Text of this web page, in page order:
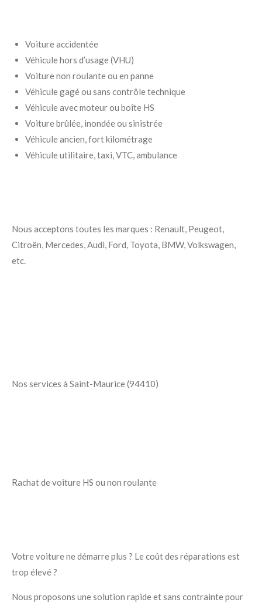
Voiture accidentée
Véhicule hors d’usage (VHU)
Voiture non roulante ou en panne
Véhicule gagé ou sans contrôle technique
Véhicule avec moteur ou boîte HS
Voiture brûlée, inondée ou sinistrée
Véhicule ancien, fort kilométrage
Véhicule utilitaire, taxi, VTC, ambulance
Nous acceptons toutes les marques : Renault, Peugeot,
Citroën, Mercedes, Audi, Ford, Toyota, BMW, Volkswagen,
etc.
Nos services à Saint-Maurice (94410)
Rachat de voiture HS ou non roulante
Votre voiture ne démarre plus ? Le coût des réparations est
trop élevé ?
Nous proposons une solution rapide et sans contrainte pour